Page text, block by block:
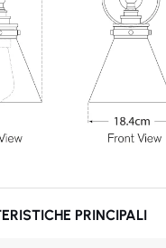
PRINCIPALI